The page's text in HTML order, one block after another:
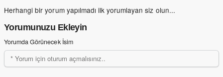
Herhangi bir yorum yapılmadı ilk yorumlayan siz olun...
Yorumunuzu Ekleyin
Yorumda Görünecek İsim